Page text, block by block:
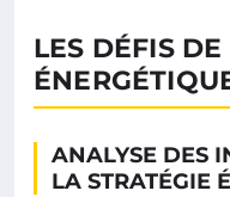
LES DÉFIS
ANALYSE DES
LA STRATÉGIE